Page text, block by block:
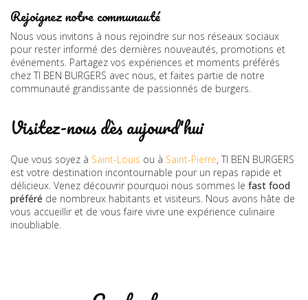
Rejoignez notre communauté
Nous vous invitons à nous rejoindre sur nos réseaux sociaux
pour rester informé des dernières nouveautés, promotions et
événements. Partagez vos expériences et moments préférés
chez TI BEN BURGERS avec nous, et faites partie de notre
communauté grandissante de passionnés de burgers.
Visitez-nous dès aujourd'hui
Que vous soyez à Saint-Louis ou à Saint-Pierre, TI BEN BURGERS
est votre destination incontournable pour un repas rapide et
délicieux. Venez découvrir pourquoi nous sommes le fast food
préféré de nombreux habitants et visiteurs. Nous avons hâte de
vous accueillir et de vous faire vivre une expérience culinaire
inoubliable.